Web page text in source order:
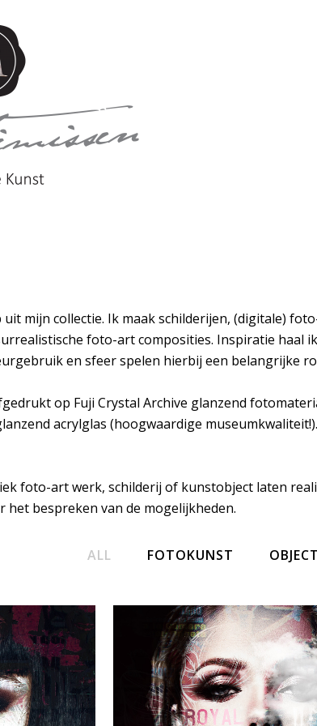
mijn collectie. Ik maak schilderijen, (digitale)
foto-art composities. Inspiratie
en sfeer spelen hierbij een belangrijke
op Fuji Crystal Archive glanzend
acrylglas (hoogwaardige
foto-art werk, schilderij of kunstobject laten
het bespreken van de mogelijkheden.
ALL FOTOKUNST